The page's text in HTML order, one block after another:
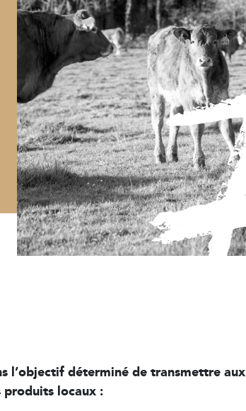
l’objectif déterminé de transmettre aux
produits locaux :